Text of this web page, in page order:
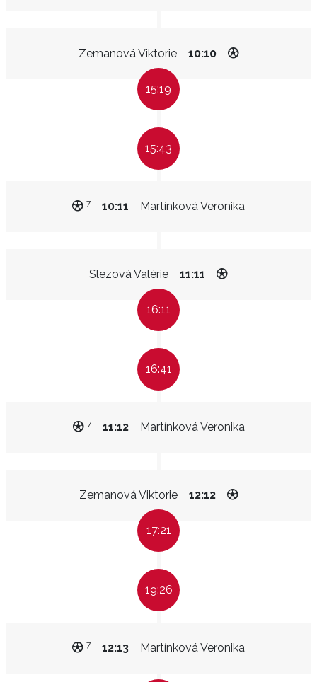
Zemanová Viktorie 10:10
15:19
15:43
Martínková Veronika
10:11
7
Slezová Valérie 11:11
16:11
16:41
Martínková Veronika
11:12
7
Zemanová Viktorie 12:12
17:21
19:26
Martínková Veronika
12:13
7